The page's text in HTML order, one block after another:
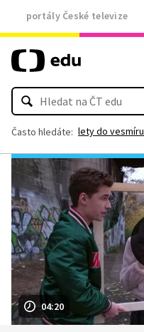
portály České televize
Často hledáte: lety do vesmíru
04:20